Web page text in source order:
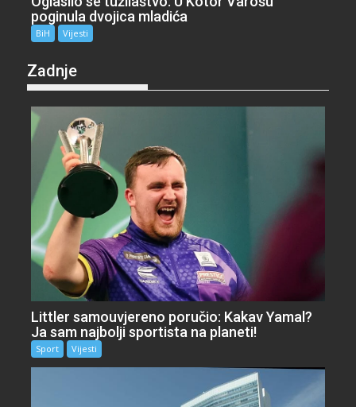
poginula dvojica mladića
BiH Vijesti
Zadnje
Littler samouvjereno poručio: Kakav Yamal?
Ja sam najbolji sportista na planeti!
Sport Vijesti